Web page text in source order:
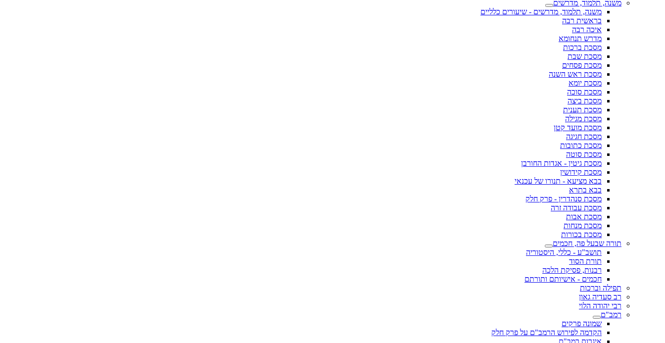
משנה, תלמוד, מדרשים
משנה, תלמוד, מדרשים - שיעורים כלליים
בראשית רבה
איכה רבה
מדרש תנחומא
מסכת ברכות
מסכת שבת
מסכת פסחים
מסכת ראש השנה
מסכת יומא
מסכת סוכה
מסכת ביצה
מסכת תענית
מסכת מגילה
מסכת מועד קטן
מסכת חגיגה
מסכת כתובות
מסכת סוטה
מסכת גיטין - אגדות החורבן
מסכת קידושין
בבא מציעא - תנורו של עכנאי
בבא בתרא
מסכת סנהדרין - פרק חלק
מסכת עבודה זרה
מסכת אבות
מסכת מנחות
מסכת בכורות
תורה שבעל פה, חכמים
תושב"ע - כללי, היסטוריה
תורת הסוד
רבנות, פסיקת הלכה
חכמים - אישיותם ותורתם
תפילה וברכות
רב סעדיה גאון
רבי יהודה הלוי
רמב"ם
שמונה פרקים
הקדמה לפירוש הרמב"ם על פרק חלק
איגרות רמב"ם